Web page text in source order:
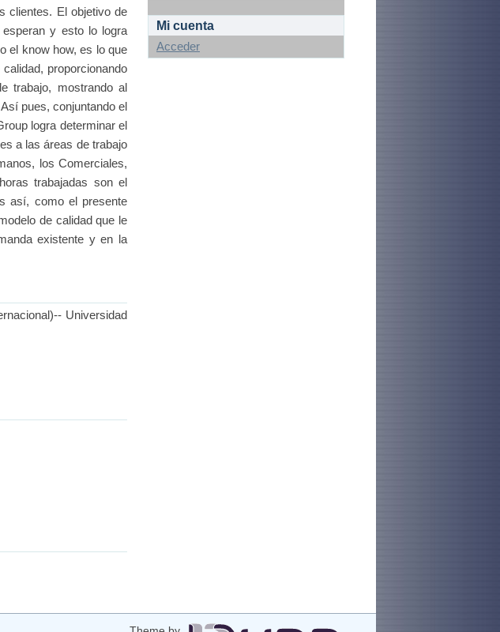
clientes. El objetivo de
y esto lo logra
el know how, es lo que
proporcionando
trabajo, mostrando al
pues, conjuntando el
logra determinar el
a las áreas de trabajo
los Comerciales,
trabajadas son el
así, como el presente
de calidad que le
existente y en la
Universidad
Mi cuenta
Acceder